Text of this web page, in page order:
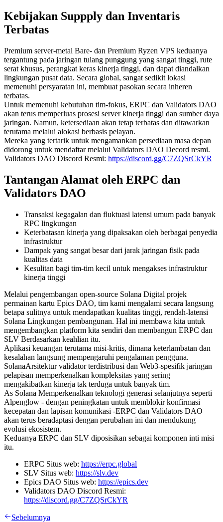
Kebijakan Suppply dan Inventaris
Terbatas
Premium server-metal Bare- dan Premium Ryzen VPS keduanya
tergantung pada jaringan tulang punggung yang sangat tinggi, rute
serat khusus, perangkat keras kinerja tinggi, dan dapat diandalkan
lingkungan pusat data. Secara global, sangat sedikit lokasi
memenuhi persyaratan ini, membuat pasokan secara inheren
terbatas.
Untuk memenuhi kebutuhan tim-fokus, ERPC dan Validators DAO
akan terus memperluas prosesi server kinerja tinggi dan sumber daya
jaringan. Namun, ketersediaan akan tetap terbatas dan ditawarkan
terutama melalui alokasi berbasis pelayan.
Mereka yang tertarik untuk mengamankan persediaan masa depan
didorong untuk mendaftar melalui Validators DAO Decord resmi.
Validators DAO Discord Resmi: https://discord.gg/C7ZQSrCkYR
Tantangan Alamat oleh ERPC dan
Validators DAO
Transaksi kegagalan dan fluktuasi latensi umum pada banyak
RPC lingkungan
Keterbatasan kinerja yang dipaksakan oleh berbagai penyedia
infrastruktur
Dampak yang sangat besar dari jarak jaringan fisik pada
kualitas data
Kesulitan bagi tim-tim kecil untuk mengakses infrastruktur
kinerja tinggi
Melalui pengembangan open-source Solana Digital projek
permainan kartu Epics DAO, tim kami mengalami secara langsung
betapa sulitnya untuk mendapatkan kualitas tinggi, rendah-latensi
Solana Lingkungan pembangunan. Hal ini membawa kita untuk
mengembangkan platform kita sendiri dan membangun ERPC dan
SLV Berdasarkan keahlian itu.
Aplikasi keuangan terutama misi-kritis, dimana keterlambatan dan
kesalahan langsung mempengaruhi pengalaman pengguna.
SolanaArsitektur validator terdistribusi dan Web3-spesifik jaringan
pelapisan memperkenalkan kompleksitas yang sering
mengakibatkan kinerja tak terduga untuk banyak tim.
As Solana Memperkenalkan teknologi generasi selanjutnya seperti
Alpenglow - dengan peningkatan untuk memblokir konfirmasi
kecepatan dan lapisan komunikasi -ERPC dan Validators DAO
akan terus beradaptasi dengan perubahan ini dan mendukung
evolusi ekosistem.
Keduanya ERPC dan SLV diposisikan sebagai komponen inti misi
itu.
ERPC Situs web: https://erpc.global
SLV Situs web: https://slv.dev
Epics DAO Situs web: https://epics.dev
Validators DAO Discord Resmi:
https://discord.gg/C7ZQSrCkYR
Sebelumnya